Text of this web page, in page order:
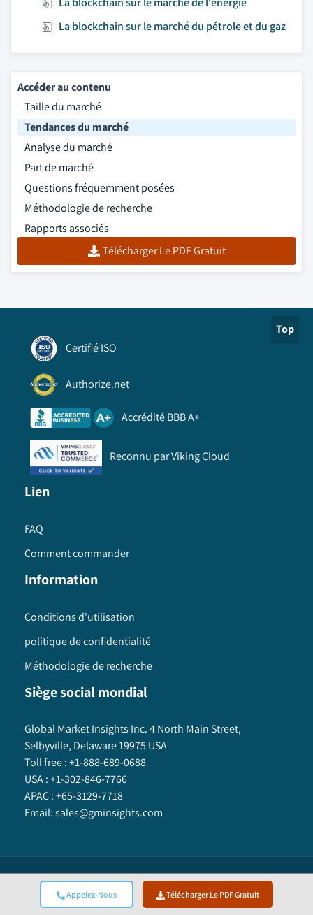
Appelez-Nous Télécharger Le PDF Gratuit
La blockchain sur le marché du pétrole et du gaz
Accéder au contenu
Taille du marché
Tendances du marché
Analyse du marché
Part de marché
Questions fréquemment posées
Méthodologie de recherche
Rapports associés
Télécharger Le PDF Gratuit
Top
Certifié ISO
Authorize.net
Accrédité BBB A+
Reconnu par Viking Cloud
Lien
FAQ
Comment commander
Information
Conditions d'utilisation
politique de confidentialité
Méthodologie de recherche
Siège social mondial
Global Market Insights Inc. 4 North Main Street,
Selbyville, Delaware 19975 USA
Toll free :+1-888-689-0688
USA :+1-302-846-7766
APAC :+65-3129-7718
Email:sales@gminsights.com
Global Market Insights Inc.©2025All Rights Reserved.